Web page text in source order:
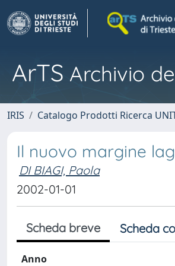
ArTS Archivio
IRIS Catalogo Prodotti Ricerca
Il nuovo margine
DI BIAGI, Paola
2002-01-01
Scheda breve Scheda
Anno